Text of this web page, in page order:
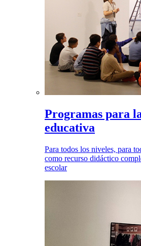
Programas para
educativa
Para todos los niveles, para
como recurso didáctico
escolar